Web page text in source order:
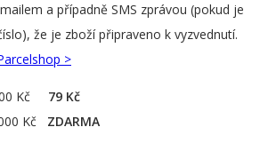
a případně SMS zprávou (pokud je
že je zboží připraveno k vyzvednutí.
>
Kč 79 Kč
Kč ZDARMA